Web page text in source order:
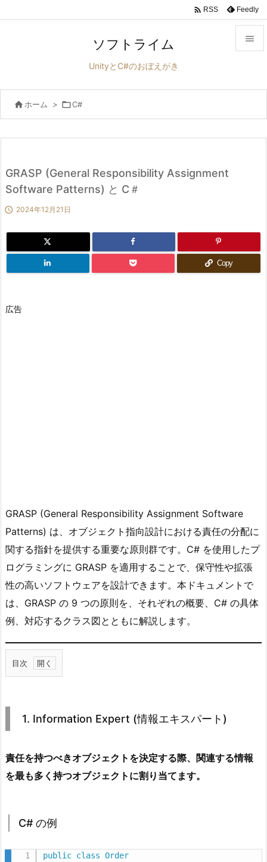


前へ
 RSS Feedly
ソフトライム
UnityとC#のおぼえがき
 ホーム > C#
GRASP (General Responsibility Assignment
Software Patterns) と C＃
 2024年12月21日
Copy
広告
GRASP (General Responsibility Assignment Software
Patterns) は、オブジェクト指向設計における責任の分配に
関する指針を提供する重要な原則群です。C# を使用したプ
ログラミングに GRASP を適用することで、保守性や拡張
性の高いソフトウェアを設計できます。本ドキュメントで
は、GRASP の 9 つの原則を、それぞれの概要、C# の具体
例、対応するクラス図とともに解説します。
目次
1.
o
r
t
o
1. Information Expert (情報エキスパート)
責任を持つべきオブジェクトを決定する際、関連する情報
を最も多く持つオブジェクトに割り当てます。
C# の例
public class Order